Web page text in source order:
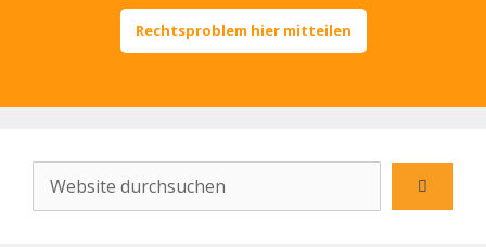
Rechtsproblem hier mitteilen